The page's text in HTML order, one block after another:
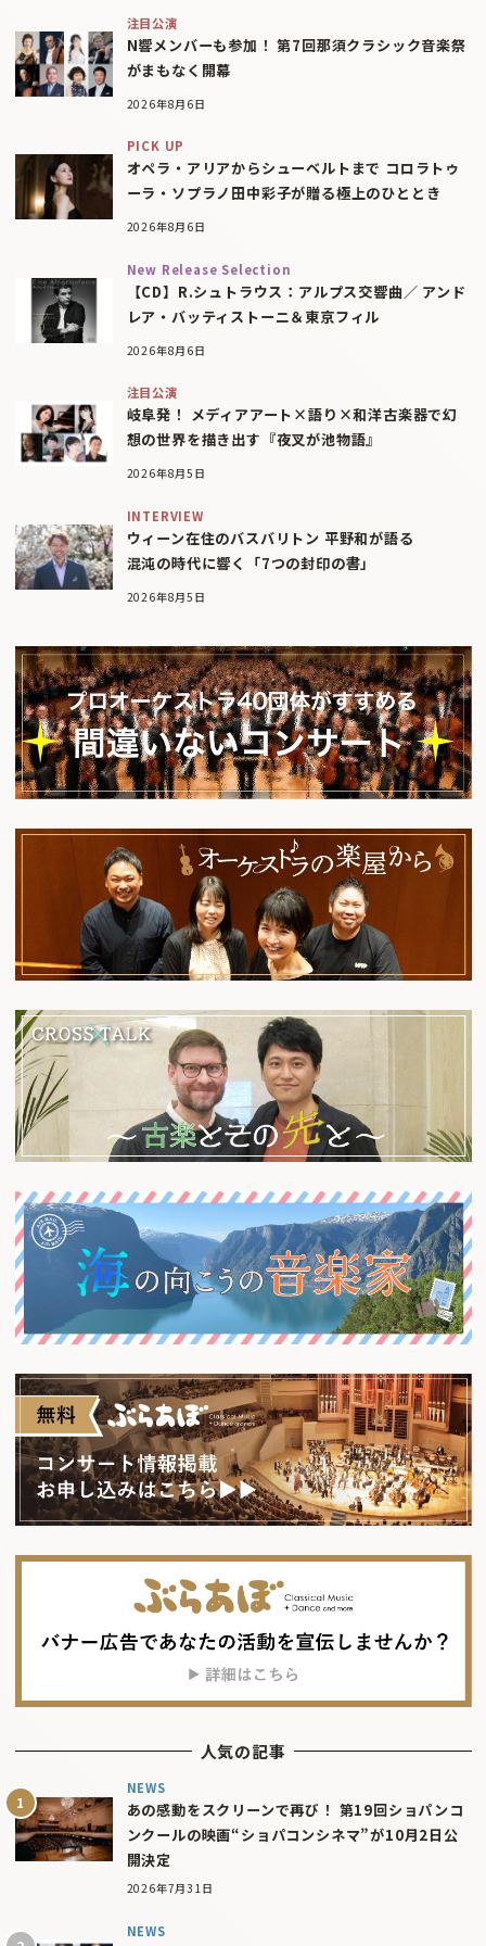
注目公演
N響メンバーも参加！ 第7回那須クラシック音楽祭
がまもなく開幕
2026年8月6日
PICK UP
オペラ・アリアからシューベルトまで コロラトゥ
ーラ・ソプラノ田中彩子が贈る極上のひととき
2026年8月6日
New Release Selection
【CD】R.シュトラウス：アルプス交響曲／ アンド
レア・バッティストーニ＆東京フィル
2026年8月6日
注目公演
岐阜発！ メディアアート×語り×和洋古楽器で幻
想の世界を描き出す『夜叉が池物語』
2026年8月5日
INTERVIEW
ウィーン在住のバスバリトン 平野和が語る
混沌の時代に響く「7つの封印の書」
2026年8月5日
人気の記事
NEWS
あの感動をスクリーンで再び！ 第19回ショパンコ
ンクールの映画“ショパコンシネマ”が10月2日公
開決定
2026年7月31日
NEWS